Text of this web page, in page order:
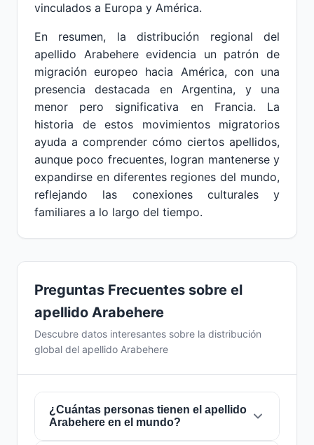
vinculados a Europa y América.
En resumen, la distribución regional del
apellido Arabehere evidencia un patrón de
migración europeo hacia América, con una
presencia destacada en Argentina, y una
menor pero significativa en Francia. La
historia de estos movimientos migratorios
ayuda a comprender cómo ciertos apellidos,
aunque poco frecuentes, logran mantenerse y
expandirse en diferentes regiones del mundo,
reflejando las conexiones culturales y
familiares a lo largo del tiempo.
Preguntas Frecuentes sobre el
apellido Arabehere
Descubre datos interesantes sobre la distribución
global del apellido Arabehere
¿Cuántas personas tienen el apellido
Arabehere en el mundo?